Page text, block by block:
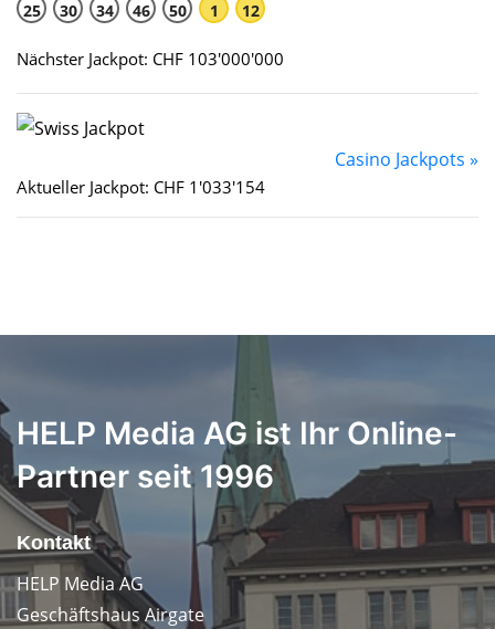
25 30 34 46 50 1 12
Nächster Jackpot: CHF 103'000'000
Casino Jackpots »
Aktueller Jackpot: CHF 1'033'154
HELP Media AG ist Ihr Online-
Partner seit 1996
Kontakt
HELP Media AG
Geschäftshaus Airgate